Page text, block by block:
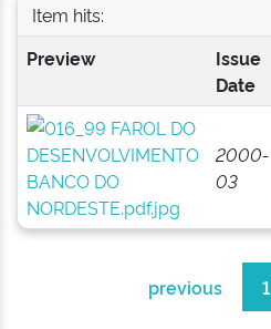
Item hits:
Preview
Issue
Date
2000-
03
previous 1